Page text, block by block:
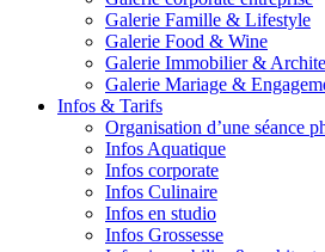
Galerie Famille & Lifestyle
Galerie Food & Wine
Galerie Immobilier &
Galerie Mariage &
Infos & Tarifs
Organisation d’une séance
Infos Aquatique
Infos corporate
Infos Culinaire
Infos en studio
Infos Grossesse